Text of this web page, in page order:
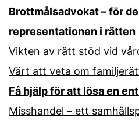
Brottmålsadvokat – för
representationen i rätten
Vikten av rätt stöd vid
Värt att veta om
Få hjälp för att lösa en
Misshandel – ett